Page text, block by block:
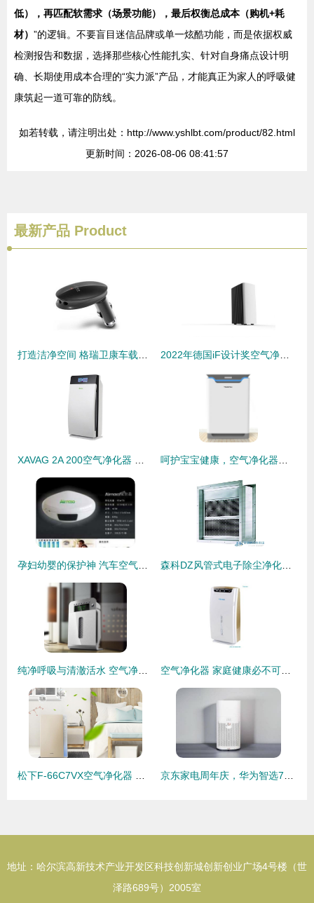
低），再匹配软需求（场景功能），最后权衡总成本（购机+耗
材） ”的逻辑。不要盲目迷信品牌或单一炫酷功能，而是依据权威
检测报告和数据，选择那些核心性能扎实、针对自身痛点设计明
确、长期使用成本合理的“实力派”产品，才能真正为家人的呼吸健
康筑起一道可靠的防线。
如若转载，请注明出处：http://www.yshlbt.com/product/82.html
更新时间：2026-08-06 08:41:57
最新产品 Product
地址：哈尔滨高新技术产业开发区科技创新城创新创业广场4号楼（世
泽路689号）2005室